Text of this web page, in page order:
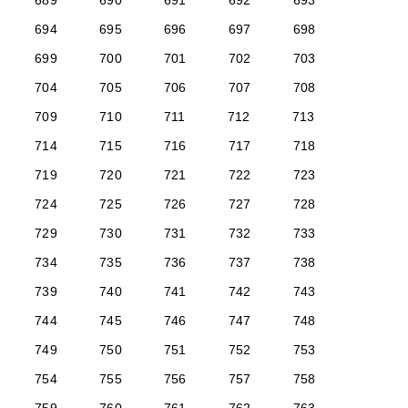
694
695 696 697
698
699
700 701 702
703
704
705 706 707
708
709
710 711 712
713
714
715 716 717
718
719
720 721 722
723
724
725 726 727
728
729
730 731 732
733
734
735 736 737
738
739
740 741 742
743
744
745 746 747
748
749
750 751 752
753
754
755 756 757
758